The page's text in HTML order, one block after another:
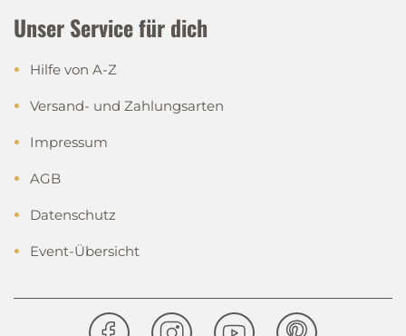
Unser Service für dich
Hilfe von A-Z
Versand- und Zahlungsarten
Impressum
AGB
Datenschutz
Event-Übersicht